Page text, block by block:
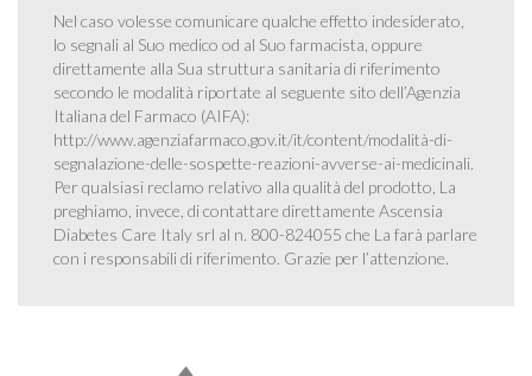
Nel caso volesse comunicare qualche effetto indesiderato,
lo segnali al Suo medico od al Suo farmacista, oppure
direttamente alla Sua struttura sanitaria di riferimento
secondo le modalità riportate al seguente sito dell’Agenzia
Italiana del Farmaco (AIFA):
http://www.agenziafarmaco.gov.it/it/content/modalità-di-
segnalazione-delle-sospette-reazioni-avverse-ai-medicinali.
Per qualsiasi reclamo relativo alla qualità del prodotto, La
preghiamo, invece, di contattare direttamente Ascensia
Diabetes Care Italy srl al n. 800-824055 che La farà parlare
con i responsabili di riferimento. Grazie per l’attenzione.